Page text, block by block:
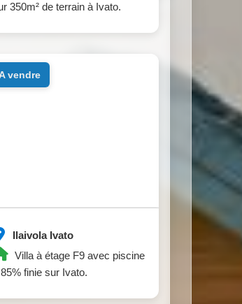
350m² de terrain à Ivato.
Ilaivola Ivato
Villa à étage F9 avec piscine
finie sur Ivato.
a vendre